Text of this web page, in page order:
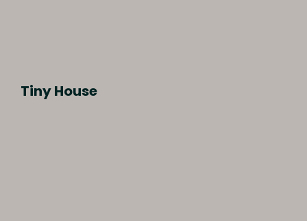
Tiny House